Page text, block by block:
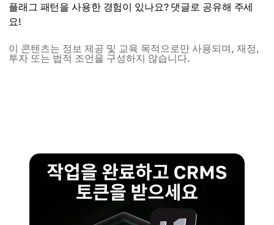
플래그 패턴을 사용한 경험이 있나요? 댓글로 공유해 주세
요!
이 콘텐츠는 정보 제공 및 교육 목적으로만 사용되며, 재정,
투자 또는 법적 조언을 구성하지 않습니다.